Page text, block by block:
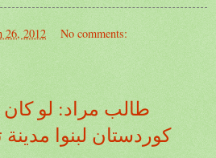
26, 2012 No comments:
طالب مراد: لو كان
كوردستان لبنوا